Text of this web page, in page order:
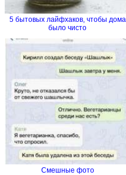
5 бытовых лайфхаков, чтобы дома
было чисто
Смешные фото